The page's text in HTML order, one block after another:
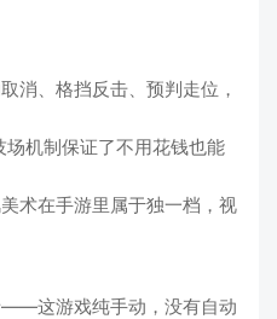
、格挡反击、预判走位，
机制保证了不用花钱也能
在手游里属于独一档，视
这游戏纯手动，没有自动